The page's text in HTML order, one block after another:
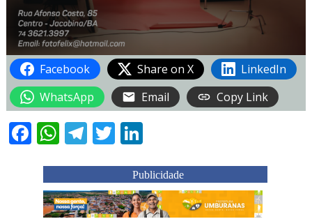
Facebook Share on X
LinkedIn
WhatsApp
Email Copy Link
Facebook
WhatsApp
Telegram
Twitter
LinkedIn
Publicidade